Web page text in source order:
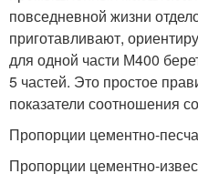
повседневной жизни
приготавливают,
для одной части М400
5 частей. Это простое
показатели соотношения
Пропорции цементно-
Пропорции цементно-